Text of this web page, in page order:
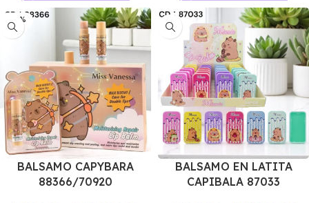
-22%
BALSAMO CAPYBARA
88366/70920
BALSAMO EN LATITA
CAPIBALA 87033